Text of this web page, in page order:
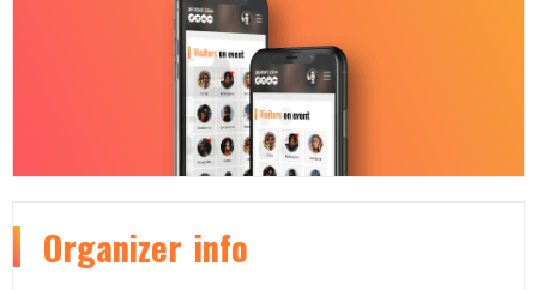
Organizer info